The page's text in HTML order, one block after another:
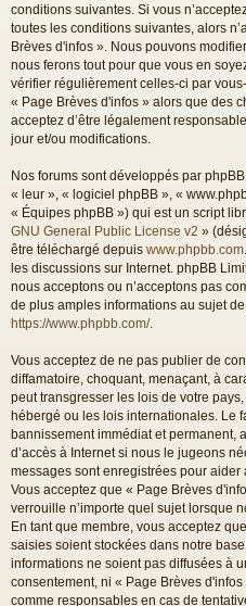
conditions suivantes. Si vous
toutes les conditions suivantes, alors
Brèves d'infos ». Nous pouvons
nous ferons tout pour que vous en
vérifier régulièrement celles-ci par
« Page Brèves d'infos » alors que des
acceptez d’être légalement
jour et/ou modifications.
Nos forums sont développés par
« leur », « logiciel phpBB », «
« Équipes phpBB ») qui est un script
GNU General Public License v2 »
être téléchargé depuis www.phpbb.com
les discussions sur Internet. phpBB
nous acceptons ou n’acceptons pas
de plus amples informations au sujet
https://www.phpbb.com/.
Vous acceptez de ne pas publier de
diffamatoire, choquant, menaçant, à
peut transgresser les lois de votre
hébergé ou les lois internationales. Le
bannissement immédiat et permanent,
d’accès à Internet si nous le jugeons
messages sont enregistrées pour aider
Vous acceptez que « Page Brèves
verrouille n’importe quel sujet lorsque
En tant que membre, vous acceptez
saisies soient stockées dans notre
informations ne soient pas diffusées à
consentement, ni « Page Brèves
comme responsables en cas de